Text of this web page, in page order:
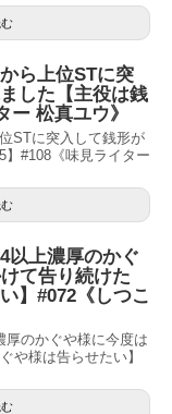
ら上位STに突
した【主役は銭
ー 松真ユウ》
STに突入して銭形が
#108《味見ライター
以上濃厚のかぐ
て告り続けた
】#072《しつこ
厚のかぐや様に今度は
や様は告らせたい】